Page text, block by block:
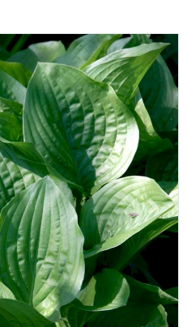
Next